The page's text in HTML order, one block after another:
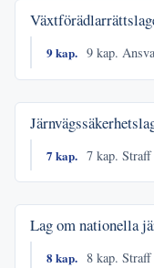
9 kap. 9 kap.
7 kap. 7 kap. Straff
Lag om nationella
8 kap. 8 kap. Straff